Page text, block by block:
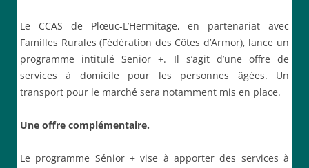
Le CCAS de Plœuc-L’Hermitage, en partenariat avec
Familles Rurales (Fédération des Côtes d’Armor), lance un
programme intitulé Senior +. Il s’agit d’une offre de
services à domicile pour les personnes âgées. Un
transport pour le marché sera notamment mis en place.
Une offre complémentaire.
Le programme Sénior + vise à apporter des services à